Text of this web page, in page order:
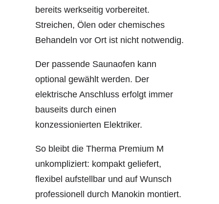
bereits werkseitig vorbereitet.
Streichen, Ölen oder chemisches
Behandeln vor Ort ist nicht notwendig.
Der passende Saunaofen kann
optional gewählt werden. Der
elektrische Anschluss erfolgt immer
bauseits durch einen
konzessionierten Elektriker.
So bleibt die Therma Premium M
unkompliziert: kompakt geliefert,
flexibel aufstellbar und auf Wunsch
professionell durch Manokin montiert.